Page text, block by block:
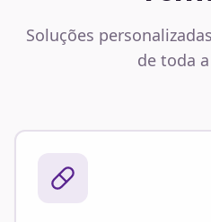
Soluções
de toda